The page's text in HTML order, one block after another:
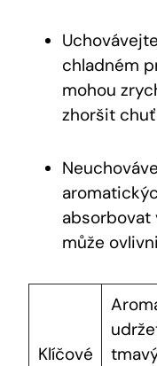
chladném
mohou
zhoršit chuť
absorbovat
může
Klíčové